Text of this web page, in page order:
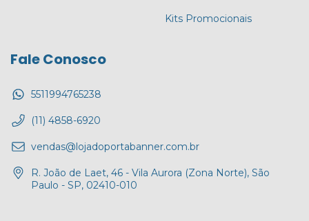
Kits Promocionais
Fale Conosco
5511994765238
(11) 4858-6920
vendas@lojadoportabanner.com.br
R. João de Laet, 46 - Vila Aurora (Zona Norte), São
Paulo - SP, 02410-010